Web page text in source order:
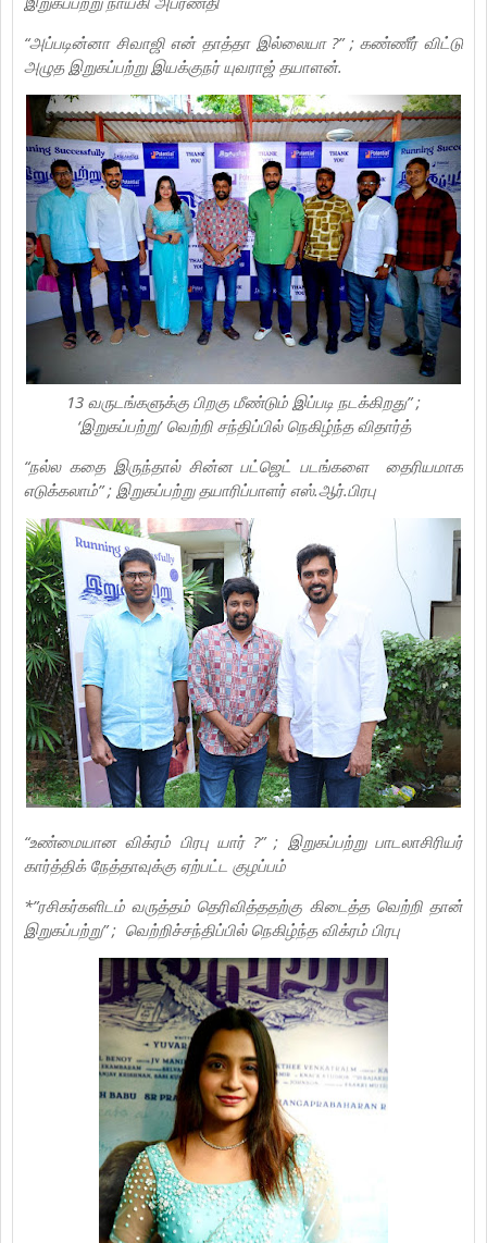
“அப்படின்னா சிவாஜி என் தாத்தா இல்லையா ?” ; கண்ணீர் விட்டு
அழுத இறுகப்பற்று இயக்குநர் யுவராஜ் தயாளன்.
13 வருடங்களுக்கு பிறகு மீண்டும் இப்படி நடக்கிறது” ;
‘இறுகப்பற்று’ வெற்றி சந்திப்பில் நெகிழ்ந்த விதார்த்
“நல்ல கதை இருந்தால் சின்ன பட்ஜெட் படங்களை தைரியமாக
எடுக்கலாம்” ; இறுகப்பற்று தயாரிப்பாளர் எஸ்.ஆர்.பிரபு
“உண்மையான விக்ரம் பிரபு யார் ?” ; இறுகப்பற்று பாடலாசிரியர்
கார்த்திக் நேத்தாவுக்கு ஏற்பட்ட குழப்பம்
*”ரசிகர்களிடம் வருத்தம் தெரிவித்ததற்கு கிடைத்த வெற்றி தான்
இறுகப்பற்று” ; வெற்றிச்சந்திப்பில் நெகிழ்ந்த விக்ரம் பிரபு